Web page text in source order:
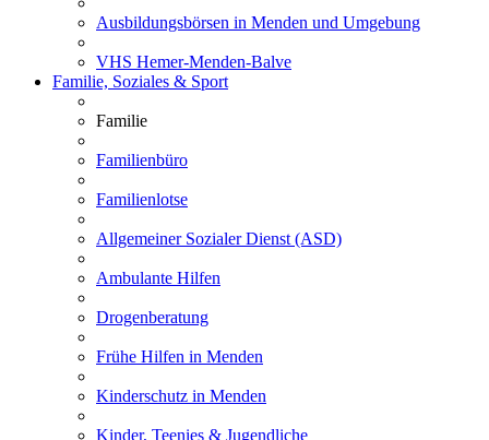
Ausbildungsbörsen in Menden und Umgebung
VHS Hemer-Menden-Balve
Familie, Soziales & Sport
Familie
Familienbüro
Familienlotse
Allgemeiner Sozialer Dienst (ASD)
Ambulante Hilfen
Drogenberatung
Frühe Hilfen in Menden
Kinderschutz in Menden
Kinder, Teenies & Jugendliche